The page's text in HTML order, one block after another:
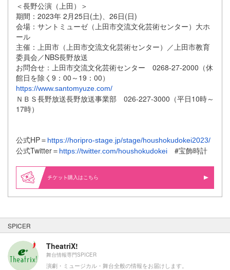
＜長野公演（上田）＞
期間：2023年 2月25日(土)、26日(日)
会場：サントミューゼ（上田市交流文化芸術センター）大ホ
ール
主催：上田市（上田市交流文化芸術センター）／上田市教育
委員会／NBS長野放送
お問合せ：上田市交流文化芸術センター 0268-27-2000（休
館日を除く9：00～19：00）
https://www.santomyuze.com/
ＮＢＳ長野放送長野放送事業部 026-227-3000（平日10時～
17時）
公式HP＝ https://horipro-stage.jp/stage/houshokudokei2023/
公式Twitter＝ https://twitter.com/houshokudokei #宝飾時計
購入はこちら
SPICER
TheatriX!
舞台情報専門SPICER
演劇・ミュージカル・舞台全般の情報をお届けします。